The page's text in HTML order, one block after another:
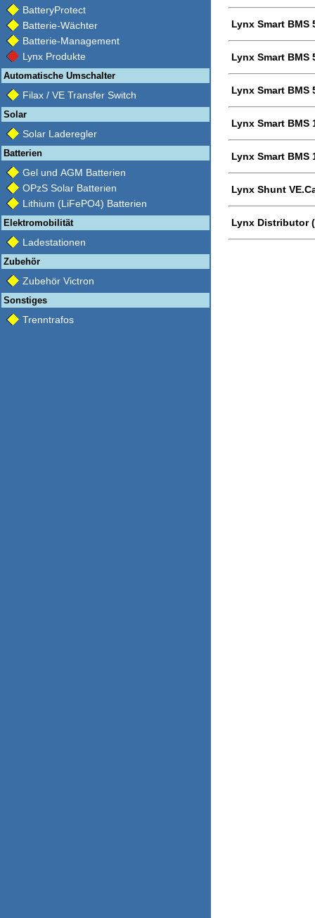
BatteryProtect
Batterie-Wächter
Batterie-Management
Lynx Produkte
Automatische Umschalter
Filax / VE Transfer Switch
Solar
Solar Laderegler
Batterien
Gel und AGM Batterien
OPzS Solar Batterien
Lithium (LiFePO4) Batterien
Elektromobilität
Ladestationen
Zubehör
Zubehör Victron
Sonstiges
Trenntrafos
Lynx Smart BMS
Lynx Smart BMS
Lynx Smart BMS
Lynx Smart BMS
Lynx Smart BMS
Lynx Shunt
Lynx Distributor